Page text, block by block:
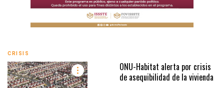
CRISIS
ONU-Habitat alerta por crisis
de asequibilidad de la vivienda